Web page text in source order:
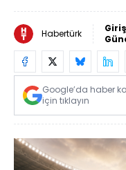
Habertürk
Google’da haber
için tıklayın